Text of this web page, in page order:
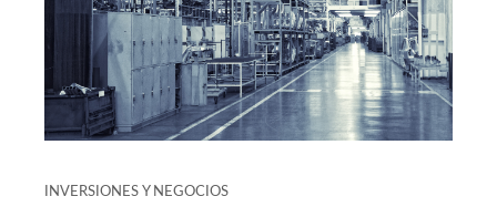
INVERSIONES Y NEGOCIOS